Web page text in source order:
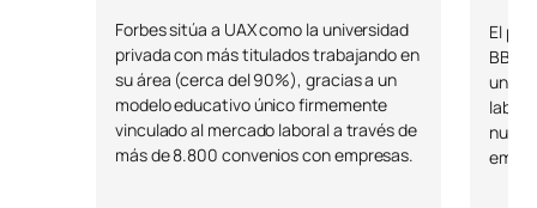
Forbes sitúa a UAX como la universidad
privada con más titulados trabajando en
su área (cerca del 90%), gracias a un
modelo educativo único firmemente
vinculado al mercado laboral a través de
más de 8.800 convenios con empresas.
El